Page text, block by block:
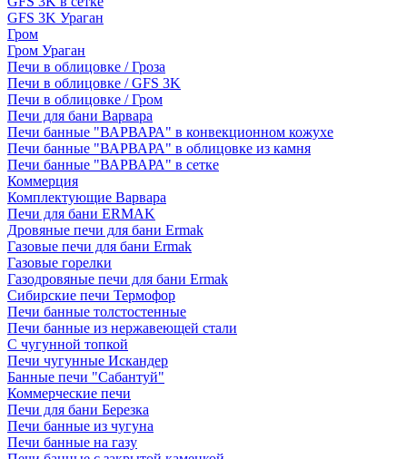
GFS 3K Ураган
Гром
Гром Ураган
Печи в облицовке / Гроза
Печи в облицовке / GFS 3K
Печи в облицовке / Гром
Печи для бани Варвара
Печи банные "ВАРВАРА" в конвекционном кожухе
Печи банные "ВАРВАРА" в облицовке из камня
Печи банные "ВАРВАРА" в сетке
Коммерция
Комплектующие Варвара
Печи для бани ERMAK
Дровяные печи для бани Ermak
Газовые печи для бани Ermak
Газовые горелки
Газодровяные печи для бани Ermak
Сибирские печи Термофор
Печи банные толстостенные
Печи банные из нержавеющей стали
С чугунной топкой
Печи чугунные Искандер
Банные печи "Сабантуй"
Коммерческие печи
Печи для бани Березка
Печи банные из чугуна
Печи банные на газу